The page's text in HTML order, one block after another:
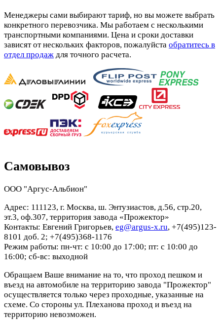
Менеджеры сами выбирают тариф, но вы можете выбрать
конкретного перевозчика. Мы работаем с несколькими
транспортными компаниями. Цена и сроки доставки
зависят от нескольких факторов, пожалуйста обратитесь в
отдел продаж для точного расчета.
Самовывоз
ООО "Аргус-Альбион"
Адрес: 111123, г. Москва, ш. Энтузиастов, д.56, стр.20,
эт.3, оф.307, территория завода «Прожектор»
Контакты: Евгений Григорьев, eg@argus-x.ru, +7(495)123-
8101 доб. 2; +7(495)368-1176
Режим работы: пн-чт: с 10:00 до 17:00; пт: с 10:00 до
16:00; сб-вс: выходной
Обращаем Ваше внимание на то, что проход пешком и
въезд на автомобиле на территорию завода "Прожектор"
осуществляется только через проходные, указанные на
схеме. Со стороны ул. Плеханова проход и въезд на
территорию невозможен.